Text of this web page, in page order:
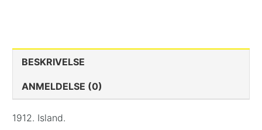
BESKRIVELSE
ANMELDELSE (0)
1912. Island.